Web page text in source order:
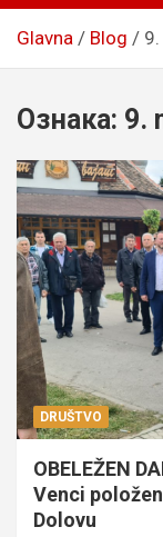
Glavna Blog
Ознака: 9.
DRUŠTVO
OBELEŽEN
Venci
Dolovu